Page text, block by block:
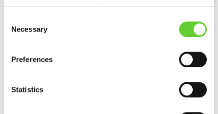
the Privacy trigger icon.
Find out more about how your personal data is processed
and set your preferences in the
We use cookies to personalise content and ads, to
provide social media features and to analyse our traffic.
Selection
Necessary
Preferences
Statistics
Kannattavuuslaskuri